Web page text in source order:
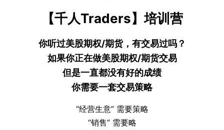
【千人Traders】培训营
你听过美股期权/期货，有交易过吗？
如果你正在做美股期权/期货交易
但是一直都没有好的成绩
你需要一套交易策略
“经营生意” 需要策略
“销售” 需要略